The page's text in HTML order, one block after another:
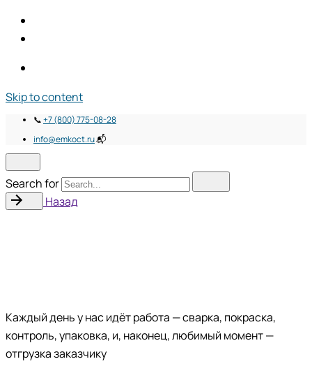
Skip to content
📞+7 (800) 775-08-28
info@emkoct.ru📬
Search for
Назад
Каждый день у нас идёт работа — сварка, покраска,
контроль, упаковка, и, наконец, любимый момент —
отгрузка заказчику